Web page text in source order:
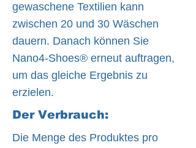
gewaschene Textilien kann
zwischen 20 und 30 Wäschen
dauern. Danach können Sie
Nano4-Shoes® erneut auftragen,
um das gleiche Ergebnis zu
erzielen.
Der Verbrauch:
Die Menge des Produktes pro